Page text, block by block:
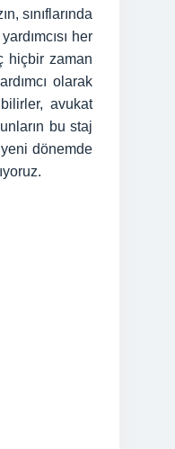
sınıflarında
her
hiçbir zaman
olarak
avukat
bu staj
dönemde